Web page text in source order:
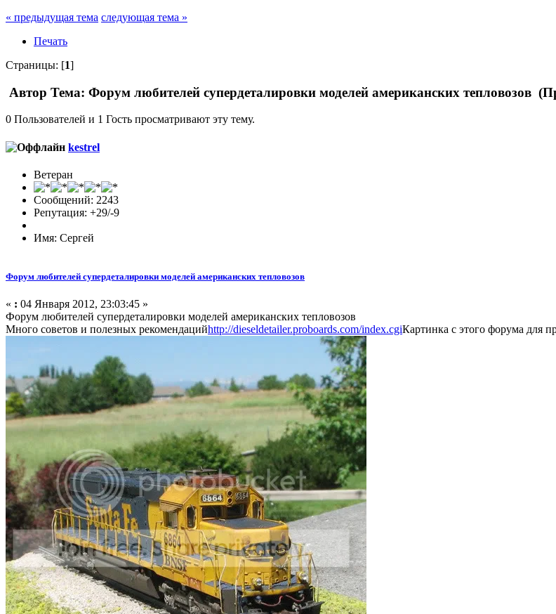
« предыдущая тема следующая тема »
Печать
Страницы: [1]
Автор Тема: Форум любителей супердеталировки моделей американских тепловозов
0 Пользователей и 1 Гость просматривают эту тему.
kestrel
Ветеран
Сообщений: 2243
Репутация: +29/-9
Имя: Сергей
Форум любителей супердеталировки моделей американских тепловозов
« : 04 Января 2012, 23:03:45 »
Форум любителей супердеталировки моделей американских тепловозов
Много советов и полезных рекомендацийhttp://dieseldetailer.proboards.com/index.cgiКартинка с этого форума для